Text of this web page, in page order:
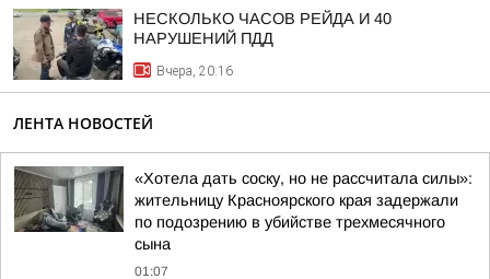
НЕСКОЛЬКО ЧАСОВ РЕЙДА И 40
НАРУШЕНИЙ ПДД
Вчера, 20:16
ЛЕНТА НОВОСТЕЙ
«Хотела дать соску, но не рассчитала силы»:
жительницу Красноярского края задержали
по подозрению в убийстве трехмесячного
сына
01:07